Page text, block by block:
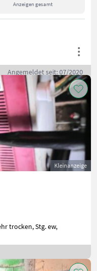
Anzeigen gesamt
Angemeldet seit: 07/2020
Kleinanzeige
trocken, Stg. ew,